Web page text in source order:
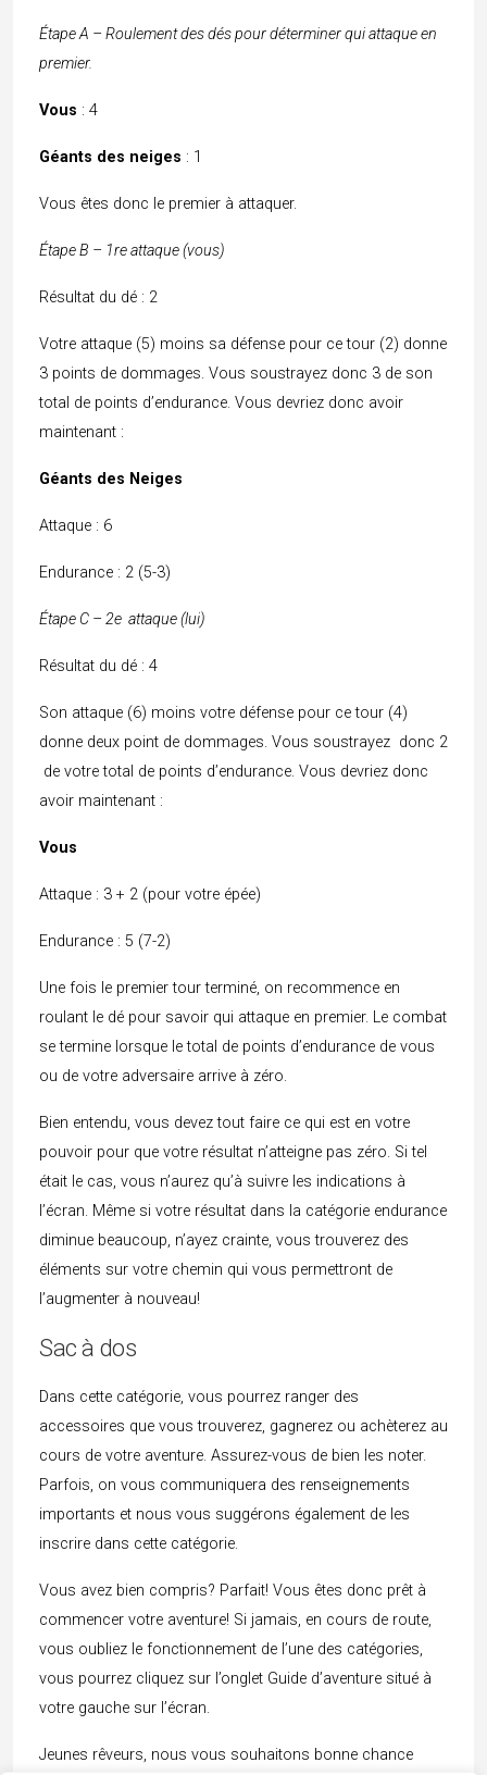
Étape A – Roulement des dés pour déterminer qui attaque en
premier.
Vous : 4
Géants des neiges : 1
Vous êtes donc le premier à attaquer.
Étape B – 1re attaque (vous)
Résultat du dé : 2
Votre attaque (5) moins sa défense pour ce tour (2) donne
3 points de dommages. Vous soustrayez donc 3 de son
total de points d’endurance. Vous devriez donc avoir
maintenant :
Géants des Neiges
Attaque : 6
Endurance : 2 (5-3)
Étape C – 2e attaque (lui)
Résultat du dé : 4
Son attaque (6) moins votre défense pour ce tour (4)
donne deux point de dommages. Vous soustrayez donc 2
de votre total de points d’endurance. Vous devriez donc
avoir maintenant :
Vous
Attaque : 3 + 2 (pour votre épée)
Endurance : 5 (7-2)
Une fois le premier tour terminé, on recommence en
roulant le dé pour savoir qui attaque en premier. Le combat
se termine lorsque le total de points d’endurance de vous
ou de votre adversaire arrive à zéro.
Bien entendu, vous devez tout faire ce qui est en votre
pouvoir pour que votre résultat n’atteigne pas zéro. Si tel
était le cas, vous n’aurez qu’à suivre les indications à
l’écran. Même si votre résultat dans la catégorie endurance
diminue beaucoup, n’ayez crainte, vous trouverez des
éléments sur votre chemin qui vous permettront de
l’augmenter à nouveau!
Sac à dos
Dans cette catégorie, vous pourrez ranger des
accessoires que vous trouverez, gagnerez ou achèterez au
cours de votre aventure. Assurez-vous de bien les noter.
Parfois, on vous communiquera des renseignements
importants et nous vous suggérons également de les
inscrire dans cette catégorie.
Vous avez bien compris? Parfait! Vous êtes donc prêt à
commencer votre aventure! Si jamais, en cours de route,
vous oubliez le fonctionnement de l’une des catégories,
vous pourrez cliquez sur l’onglet Guide d’aventure situé à
votre gauche sur l’écran.
Jeunes rêveurs, nous vous souhaitons bonne chance